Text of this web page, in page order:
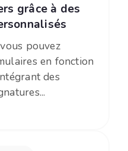
grâce à des
pouvez
en fonction
des